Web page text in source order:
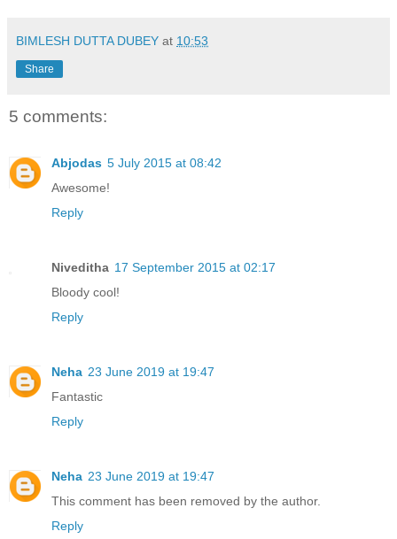
BIMLESH DUTTA DUBEY at 10:53
Share
5 comments:
Abjodas 5 July 2015 at 08:42
Awesome!
Reply
Niveditha 17 September 2015 at 02:17
Bloody cool!
Reply
Neha 23 June 2019 at 19:47
Fantastic
Reply
Neha 23 June 2019 at 19:47
This comment has been removed by the author.
Reply